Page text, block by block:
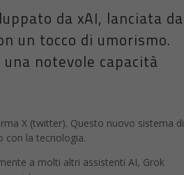
da xAI, lanciata da
un tocco di umorismo.
notevole capacità
X (twitter). Questo nuovo sistema di
con la tecnologia.
a molti altri assistenti AI, Grok